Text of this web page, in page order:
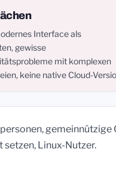
Interface als
gewisse
mit komplexen
keine native Cloud-
gemeinnützige
setzen, Linux-Nutzer.